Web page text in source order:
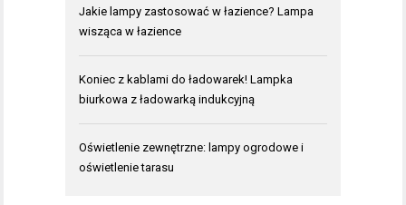
Jakie lampy zastosować w łazience? Lampa
wisząca w łazience
Koniec z kablami do ładowarek! Lampka
biurkowa z ładowarką indukcyjną
Oświetlenie zewnętrzne: lampy ogrodowe i
oświetlenie tarasu